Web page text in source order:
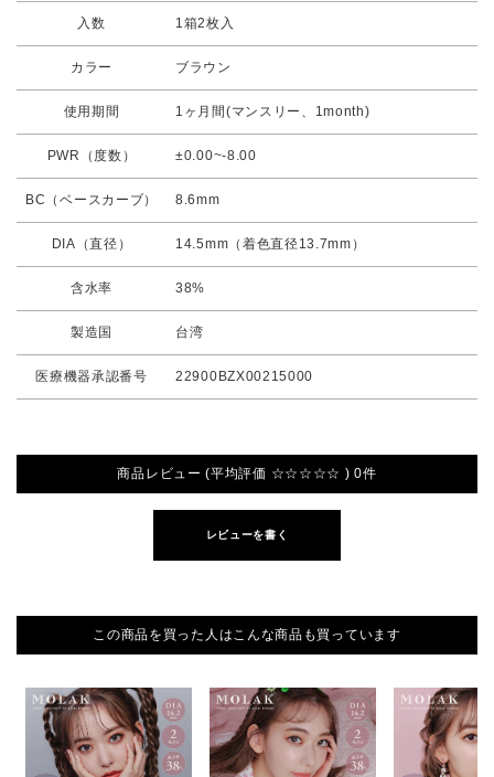
入数 1箱2枚入
カラー ブラウン
使用期間 1ヶ月間(マンスリー、1month)
PWR（度数） ±0.00~-8.00
BC（ベースカーブ） 8.6mm
DIA（直径） 14.5mm（着色直径13.7mm）
含水率 38%
製造国 台湾
医療機器承認番号 22900BZX00215000
商品レビュー (平均評価 ☆☆☆☆☆ ) 0件
レビューを書く
この商品を買った人はこんな商品も買っています